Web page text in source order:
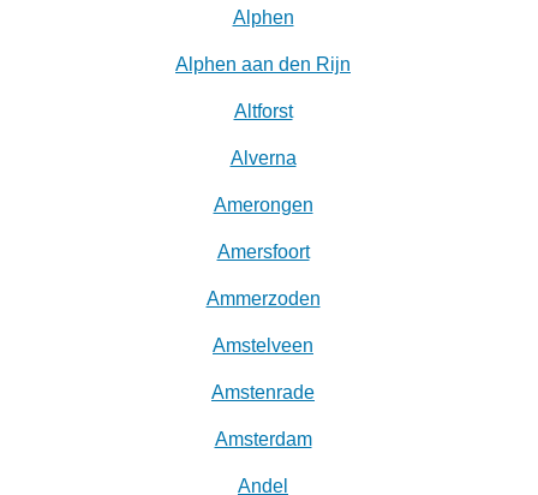
Alphen
Alphen aan den Rijn
Altforst
Alverna
Amerongen
Amersfoort
Ammerzoden
Amstelveen
Amstenrade
Amsterdam
Andel